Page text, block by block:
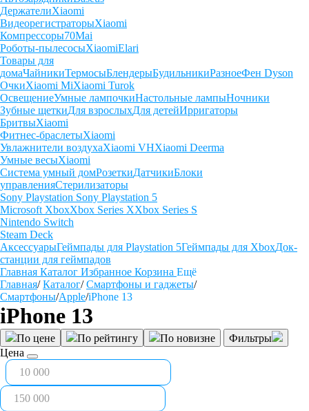
ДержателиXiaomi
ВидеорегистраторыXiaomi
Компрессоры70Mai
Роботы-пылесосыXiaomiElari
Товары для
домаЧайникиТермосыБлендерыБудильникиРазноеФен Dyson
ОчкиXiaomi MiXiaomi Turok
ОсвещениеУмные лампочкиНастольные лампыНочники
Зубные щеткиДля взрослыхДля детейИрригаторы
БритвыXiaomi
Фитнес-браслетыXiaomi
Увлажнители воздухаXiaomi VHXiaomi Deerma
Умные весыXiaomi
Система умный домРозеткиДатчикиБлоки
управленияСтерилизаторы
Sony Playstation Sony Playstation 5
Microsoft XboxXbox Series XXbox Series S
Nintendo Switch
Steam Deck
АксессуарыГеймпады для Playstation 5Геймпады для XboxДок-
станции для геймпадов
Главная Каталог Избранное Корзина Ещё
Главная/ Каталог/ Смартфоны и гаджеты/
Смартфоны/Apple/iPhone 13
iPhone 13
По цене По рейтингу По новизне
Фильтры
Цена